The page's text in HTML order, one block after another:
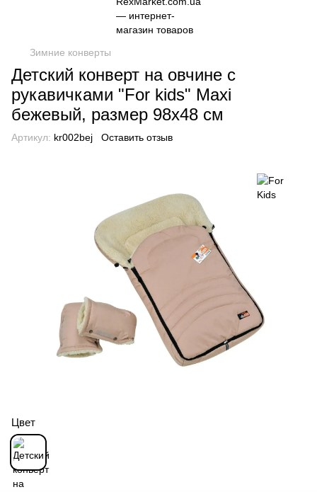
Зимние конверты
Детский конверт на овчине с
рукавичками "For kids" Maxi
бежевый, размер 98х48 см
Артикул: kr002bej Оставить отзыв
Цвет